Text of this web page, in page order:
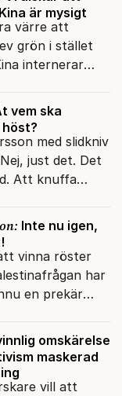
är mysigt
värre att
grön i stället
internerar
vem ska
med slidkniv
just det. Det
Att knuffa
Inte nu igen,
vinna röster
har
en prekär
omskärelse
maskerad
vill att